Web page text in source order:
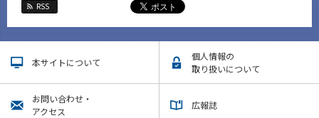
RSS
本サイトについて
個人情報の
取り扱いについて
お問い合わせ・
アクセス
広報誌